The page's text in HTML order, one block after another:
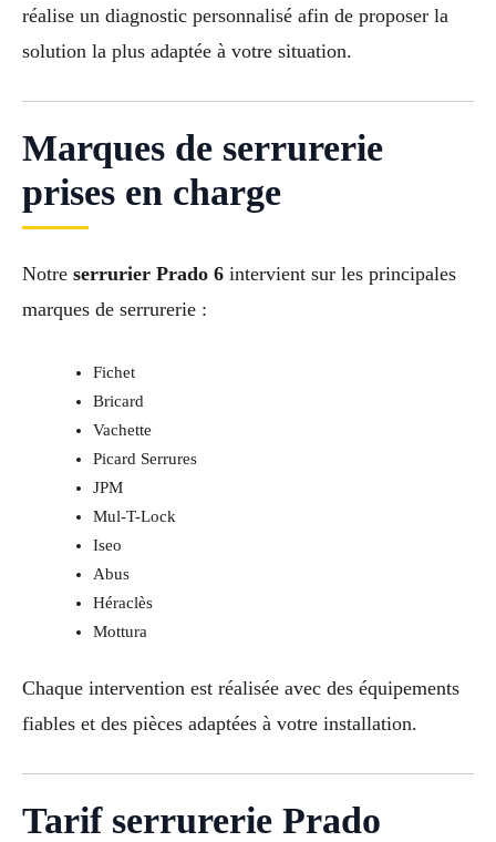
réalise un diagnostic personnalisé afin de proposer la
solution la plus adaptée à votre situation.
Marques de serrurerie
prises en charge
Notre serrurier Prado 6 intervient sur les principales
marques de serrurerie :
Fichet
Bricard
Vachette
Picard Serrures
JPM
Mul-T-Lock
Iseo
Abus
Héraclès
Mottura
Chaque intervention est réalisée avec des équipements
fiables et des pièces adaptées à votre installation.
Tarif serrurerie Prado